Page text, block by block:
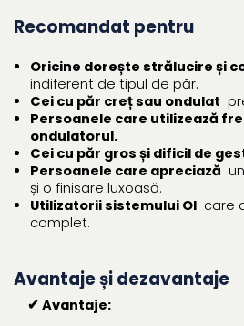
Recomandat pentru
Oricine dorește strălucire și
indiferent de tipul de păr.
Cei cu păr creț sau ondulat
Persoanele care utilizează
ondulatorul.
Cei cu păr gros și dificil de
Persoanele care apreciază
și o finisare luxoasă.
Utilizatorii sistemului OI care
complet.
Avantaje și dezavantaje
✔ Avantaje: